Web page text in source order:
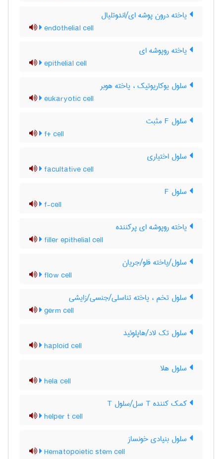
یاخته درون پوشه ای/اندوتلیال
endothelial cell
یاخته روپوشه ای
epithelial cell
سلول یوکاریوتیک ، یاخته هوبر
eukaryotic cell
سلول F مثبت
f+ cell
سلول اختیاری
facultative cell
سلول F
f-cell
یاخته روپوشه ای پرکننده
filler epithelial cell
سلول/یاخته فلو/جریان
flow cell
سلول تخم ، یاخته تناسلی/جنسی/زایشی
germ cell
سلول تک لاد/هاپلوئید
haploid cell
سلول هلا
hela cell
کمک کننده T سل/سلول T
helper t cell
سلول بنیادی خونساز
Hematopoietic stem cell